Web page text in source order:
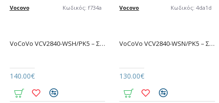
Vocovo Κωδικός: f734a
VoCoVo VCV2840-WSH/PK5 – Σετ 5 Ανταλλακτικών Κεφαλόδεσμων για Ακουστικό S4 Pro
140.00€
Vocovo Κωδικός: 4da1d
VoCoVo VCV2840-WSN/PK5 – Σετ 5 Ανταλλακτικών Κολλαρων για Ακουστικό S4 Pro
130.00€